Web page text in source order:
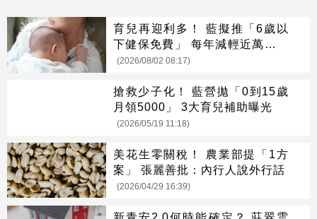
育兒再迎利多！ 藍擬推「6歲以
下健保免費」 每年減輕近萬元負
擔
(2026/08/02 08:17)
搶救少子化！ 藍營拋「0到15歲
月領5000」 3大育兒補助曝光
(2026/05/19 11:18)
美花生零關稅！ 農業部提「1方
案」 張麗善批：內行人說外行話
(2026/04/29 16:39)